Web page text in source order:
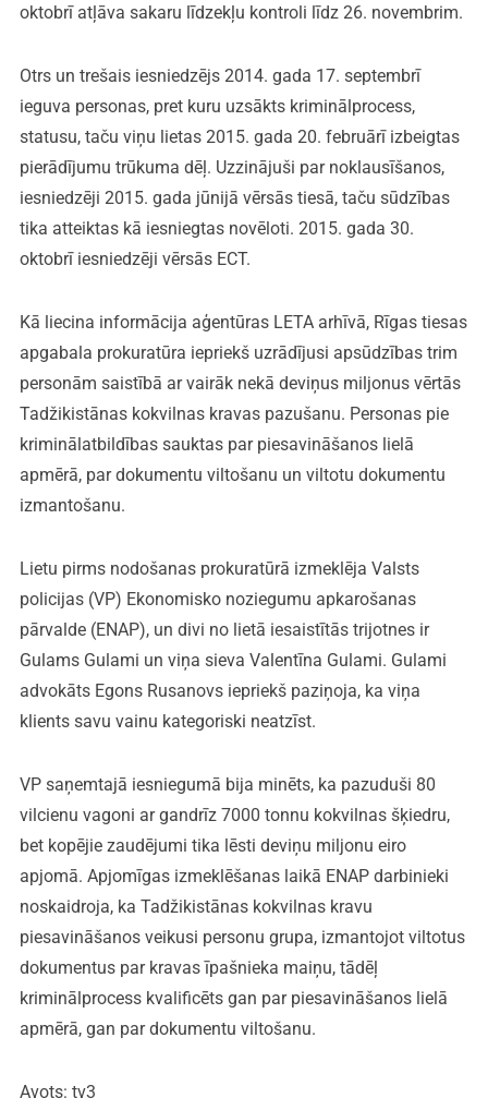
oktobrī atļāva sakaru līdzekļu kontroli līdz 26. novembrim.
Otrs un trešais iesniedzējs 2014. gada 17. septembrī
ieguva personas, pret kuru uzsākts kriminālprocess,
statusu, taču viņu lietas 2015. gada 20. februārī izbeigtas
pierādījumu trūkuma dēļ. Uzzinājuši par noklausīšanos,
iesniedzēji 2015. gada jūnijā vērsās tiesā, taču sūdzības
tika atteiktas kā iesniegtas novēloti. 2015. gada 30.
oktobrī iesniedzēji vērsās ECT.
Kā liecina informācija aģentūras LETA arhīvā, Rīgas tiesas
apgabala prokuratūra iepriekš uzrādījusi apsūdzības trim
personām saistībā ar vairāk nekā deviņus miljonus vērtās
Tadžikistānas kokvilnas kravas pazušanu. Personas pie
kriminālatbildības sauktas par piesavināšanos lielā
apmērā, par dokumentu viltošanu un viltotu dokumentu
izmantošanu.
Lietu pirms nodošanas prokuratūrā izmeklēja Valsts
policijas (VP) Ekonomisko noziegumu apkarošanas
pārvalde (ENAP), un divi no lietā iesaistītās trijotnes ir
Gulams Gulami un viņa sieva Valentīna Gulami. Gulami
advokāts Egons Rusanovs iepriekš paziņoja, ka viņa
klients savu vainu kategoriski neatzīst.
VP saņemtajā iesniegumā bija minēts, ka pazuduši 80
vilcienu vagoni ar gandrīz 7000 tonnu kokvilnas šķiedru,
bet kopējie zaudējumi tika lēsti deviņu miljonu eiro
apjomā. Apjomīgas izmeklēšanas laikā ENAP darbinieki
noskaidroja, ka Tadžikistānas kokvilnas kravu
piesavināšanos veikusi personu grupa, izmantojot viltotus
dokumentus par kravas īpašnieka maiņu, tādēļ
kriminālprocess kvalificēts gan par piesavināšanos lielā
apmērā, gan par dokumentu viltošanu.
Avots: tv3